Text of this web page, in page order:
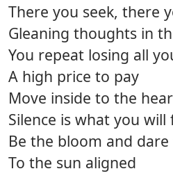
There you seek, there
Gleaning thoughts in
You repeat losing all
A high price to pay
Move inside to the
Silence is what you will
Be the bloom and
To the sun aligned